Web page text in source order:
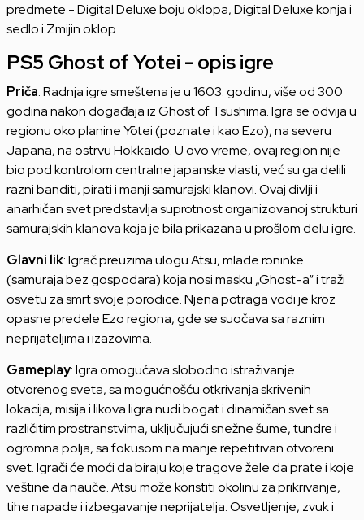
predmete - Digital Deluxe boju oklopa, Digital Deluxe konja i
sedlo i Zmijin oklop.
PS5 Ghost of Yotei - opis igre
Priča: Radnja igre smeštena je u 1603. godinu, više od 300
godina nakon događaja iz Ghost of Tsushima. Igra se odvija u
regionu oko planine Yōtei (poznate i kao Ezo), na severu
Japana, na ostrvu Hokkaido. U ovo vreme, ovaj region nije
bio pod kontrolom centralne japanske vlasti, već su ga delili
razni banditi, pirati i manji samurajski klanovi. Ovaj divlji i
anarhičan svet predstavlja suprotnost organizovanoj strukturi
samurajskih klanova koja je bila prikazana u prošlom delu igre.
Glavni lik: Igrač preuzima ulogu Atsu, mlade roninke
(samuraja bez gospodara) koja nosi masku „Ghost-a“ i traži
osvetu za smrt svoje porodice. Njena potraga vodi je kroz
opasne predele Ezo regiona, gde se suočava sa raznim
neprijateljima i izazovima.
Gameplay: Igra omogućava slobodno istraživanje
otvorenog sveta, sa mogućnošću otkrivanja skrivenih
lokacija, misija i likova.Iigra nudi bogat i dinamičan svet sa
različitim prostranstvima, uključujući snežne šume, tundre i
ogromna polja, sa fokusom na manje repetitivan otvoreni
svet. Igrači će moći da biraju koje tragove žele da prate i koje
veštine da nauče. Atsu može koristiti okolinu za prikrivanje,
tihe napade i izbegavanje neprijatelja. Osvetljenje, zvuk i